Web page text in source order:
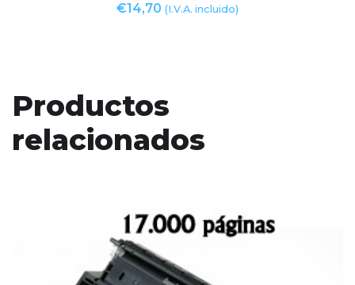
€14,70 (I.V.A. incluido)
Productos
relacionados